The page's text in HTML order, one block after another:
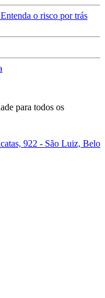
o risco por trás
para todos os
922 - São Luiz, Belo